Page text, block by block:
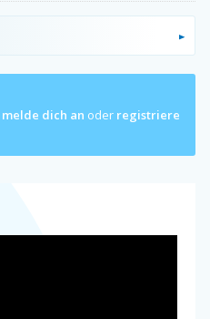
melde dich an oder registriere